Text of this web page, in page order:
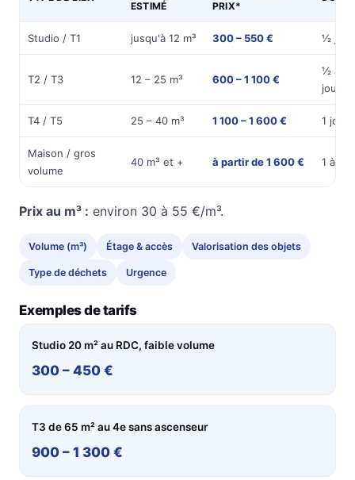
ESTIMÉ
PRIX*
Studio / T1 jusqu'à 12 m³ 300 – 550 € ½
T2 / T3 12 – 25 m³ 600 – 1 100 €
½ à 1
T4 / T5 25 – 40 m³ 1 100 – 1 600 € 1
Maison / gros
volume
40 m³ et + à partir de 1 600 € 1 à 2
Prix au m³ : environ 30 à 55 €/m³.
Volume (m³) Étage & accès Valorisation des objets
Type de déchets Urgence
Exemples de tarifs
Studio 20 m² au RDC, faible volume
300 – 450 €
T3 de 65 m² au 4e sans ascenseur
900 – 1 300 €